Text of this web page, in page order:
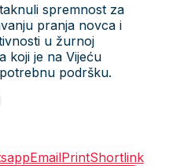
spremnost za
pranja novca i
u žurnoj
koji je na Vijeću
podršku.
EmailPrintShortlink